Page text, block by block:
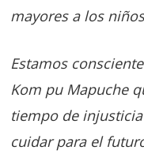
mayores a los
Estamos
Kom pu Mapuche
tiempo de
cuidar para el